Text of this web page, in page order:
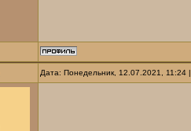
Дата: Понедельник, 12.07.2021,